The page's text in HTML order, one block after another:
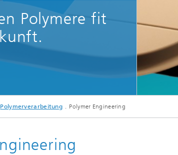
Polymere fit
Polymerverarbeitung Polymer Engineering